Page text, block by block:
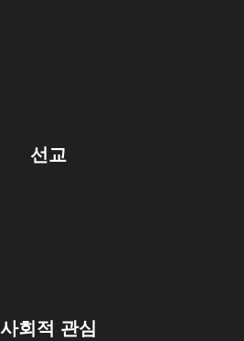
선교
사회적 관심